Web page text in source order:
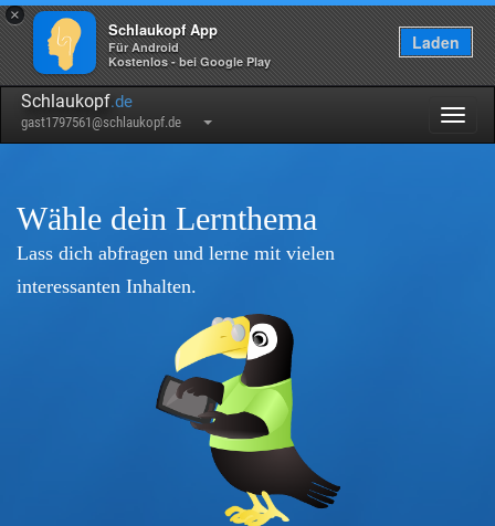
×
Schlaukopf App
Für Android
Kostenlos - bei Google Play
Laden
Schlaukopf.de
gast1797561@schlaukopf.de
Wähle dein Lernthema
Lass dich abfragen und lerne mit vielen
interessanten Inhalten.